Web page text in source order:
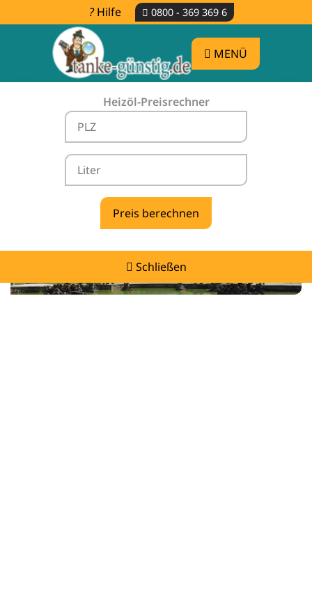
Hilfe 0800 - 369 369 6
MENÜ
Heizöl-Preisrechner
Schließen
Heizölpreise Rehau -
vergleichen & günstig tanken